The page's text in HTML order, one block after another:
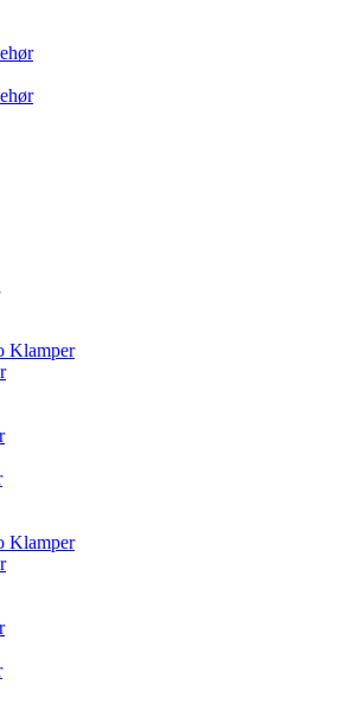
Klamper
Klamper